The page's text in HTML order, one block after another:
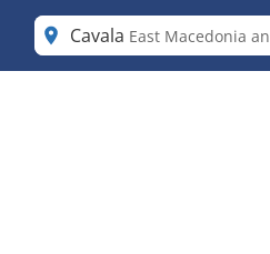
Cavala East Macedonia and Thrace